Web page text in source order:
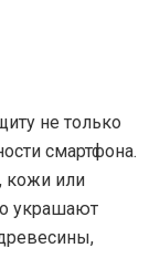
не только
смартфона.
кожи или
украшают